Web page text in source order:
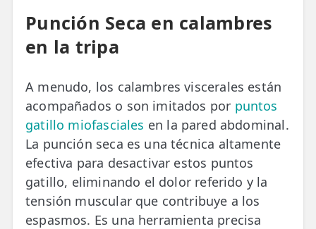
Punción Seca en calambres
en la tripa
A menudo, los calambres viscerales están
acompañados o son imitados por puntos
gatillo miofasciales en la pared abdominal.
La punción seca es una técnica altamente
efectiva para desactivar estos puntos
gatillo, eliminando el dolor referido y la
tensión muscular que contribuye a los
espasmos. Es una herramienta precisa